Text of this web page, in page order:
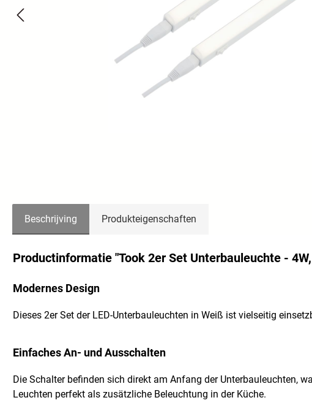
Beschrijving Produkteigenschaften
Productinformatie "Took 2er Set Unterbauleuchte -
Modernes Design
Dieses 2er Set der LED-Unterbauleuchten in Weiß ist vielseitig
Einfaches An- und Ausschalten
Die Schalter befinden sich direkt am Anfang der Unterbauleuchten,
Leuchten perfekt als zusätzliche Beleuchtung in der Küche.